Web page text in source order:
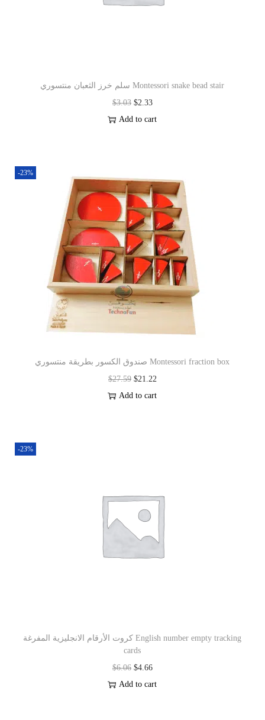
سلم خرز الثعبان منتسوري Montessori snake bead stair
$3.03 $2.33
Add to cart
-23%
صندوق الكسور بطريقة منتسوري Montessori fraction box
$27.59 $21.22
Add to cart
-23%
كروت الأرقام الانجليزية المفرغة English number empty tracking
cards
$6.06 $4.66
Add to cart